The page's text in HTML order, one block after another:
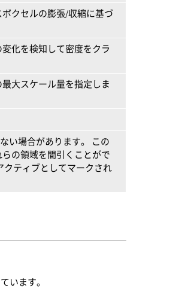
クセルの膨張/収縮に基づ
化を検知して密度をクラ
大スケール量を指定しま
い場合があります。 この
の領域を間引くことがで
クティブとしてマークされ
います。